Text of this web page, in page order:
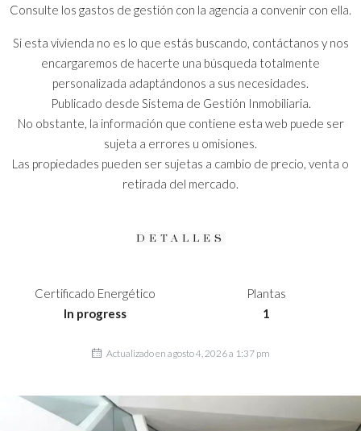
Consulte los gastos de gestión con la agencia a convenir con ella.
Si esta vivienda no es lo que estás buscando, contáctanos y nos
encargaremos de hacerte una búsqueda totalmente
personalizada adaptándonos a sus necesidades.
Publicado desde Sistema de Gestión Inmobiliaria.
No obstante, la información que contiene esta web puede ser
sujeta a errores u omisiones.
Las propiedades pueden ser sujetas a cambio de precio, venta o
retirada del mercado.
DETALLES
Certificado Energético
In progress
Plantas
1
Actualizado en agosto 4, 2026 a 1:37 pm